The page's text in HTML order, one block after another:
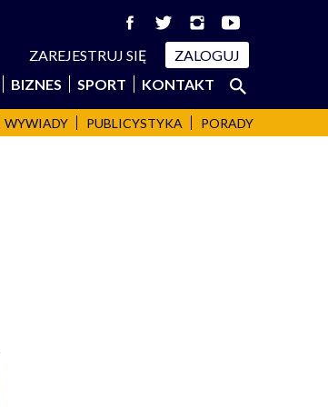
ZAREJESTRUJ SIĘ
ZALOGUJ
BIZNES SPORT KONTAKT Szukaj:
SZUKAJ
WYWIADY PUBLICYSTYKA PORADY